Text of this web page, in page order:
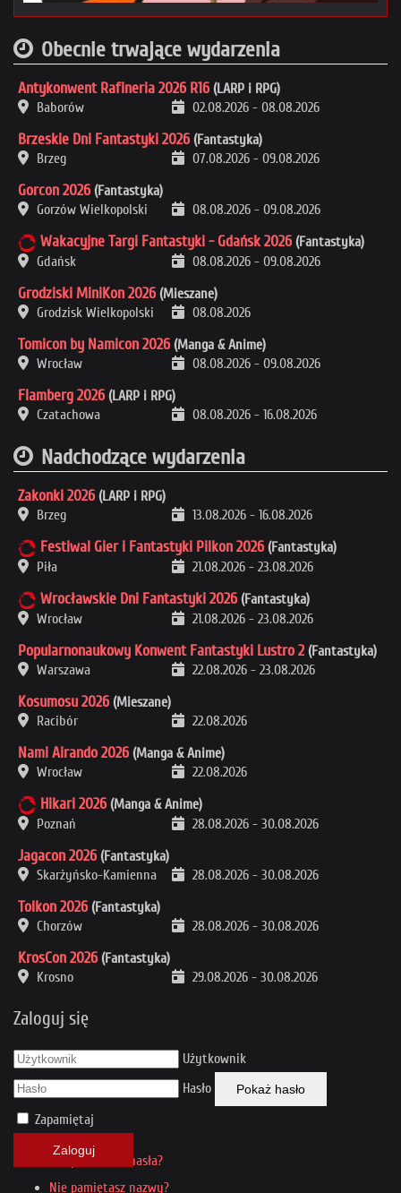
Obecnie trwające wydarzenia
Antykonwent Rafineria 2026 R16 (LARP i RPG)
Baborów
02.08.2026 - 08.08.2026
Brzeskie Dni Fantastyki 2026 (Fantastyka)
Brzeg
07.08.2026 - 09.08.2026
Gorcon 2026 (Fantastyka)
Gorzów Wielkopolski
08.08.2026 - 09.08.2026
Wakacyjne Targi Fantastyki - Gdańsk 2026 (Fantastyka)
Gdańsk
08.08.2026 - 09.08.2026
Grodziski MiniKon 2026 (Mieszane)
Grodzisk Wielkopolski
08.08.2026
Tomicon by Namicon 2026 (Manga & Anime)
Wrocław
08.08.2026 - 09.08.2026
Flamberg 2026 (LARP i RPG)
Czatachowa
08.08.2026 - 16.08.2026
Nadchodzące wydarzenia
Zakonki 2026 (LARP i RPG)
Brzeg
13.08.2026 - 16.08.2026
Festiwal Gier i Fantastyki Pilkon 2026 (Fantastyka)
Piła
21.08.2026 - 23.08.2026
Wrocławskie Dni Fantastyki 2026 (Fantastyka)
Wrocław
21.08.2026 - 23.08.2026
Popularnonaukowy Konwent Fantastyki Lustro 2 (Fantastyka)
Warszawa
22.08.2026 - 23.08.2026
Kosumosu 2026 (Mieszane)
Racibór
22.08.2026
Nami Airando 2026 (Manga & Anime)
Wrocław
22.08.2026
Hikari 2026 (Manga & Anime)
Poznań
28.08.2026 - 30.08.2026
Jagacon 2026 (Fantastyka)
Skarżyńsko-Kamienna
28.08.2026 - 30.08.2026
Tolkon 2026 (Fantastyka)
Chorzów
28.08.2026 - 30.08.2026
KrosCon 2026 (Fantastyka)
Krosno
29.08.2026 - 30.08.2026
Zaloguj się
Użytkownik
Hasło
Pokaż hasło
Zapamiętaj
Zaloguj
Nie pamiętasz hasła?
Nie pamiętasz nazwy?